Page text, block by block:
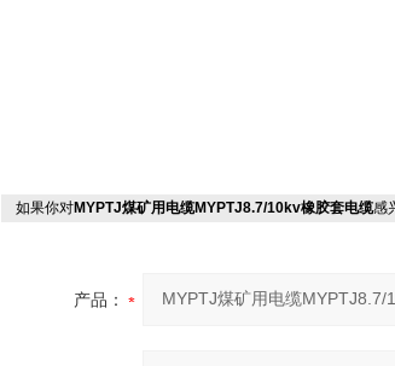
如果你对MYPTJ煤矿用电缆MYPTJ8.7/10kv橡胶套电缆感
产品：